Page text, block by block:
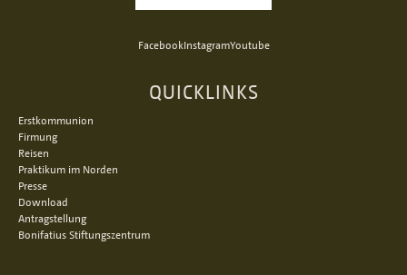
FacebookInstagramYoutube
QUICKLINKS
Erstkommunion
Firmung
Reisen
Praktikum im Norden
Presse
Download
Antragstellung
Bonifatius Stiftungszentrum